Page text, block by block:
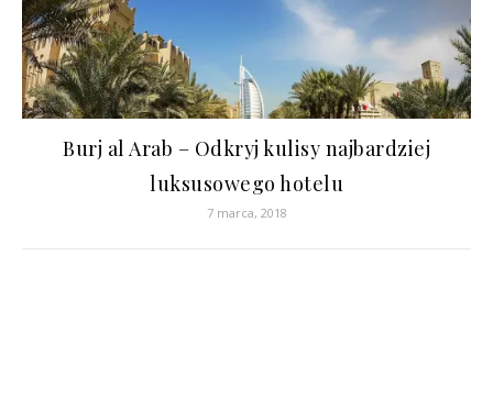
Burj al Arab – Odkryj kulisy najbardziej
luksusowego hotelu
7 marca, 2018